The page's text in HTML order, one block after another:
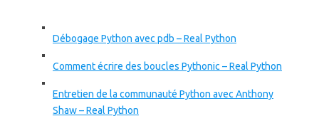
Débogage Python avec pdb – Real Python
Comment écrire des boucles Pythonic – Real Python
Entretien de la communauté Python avec Anthony
Shaw – Real Python